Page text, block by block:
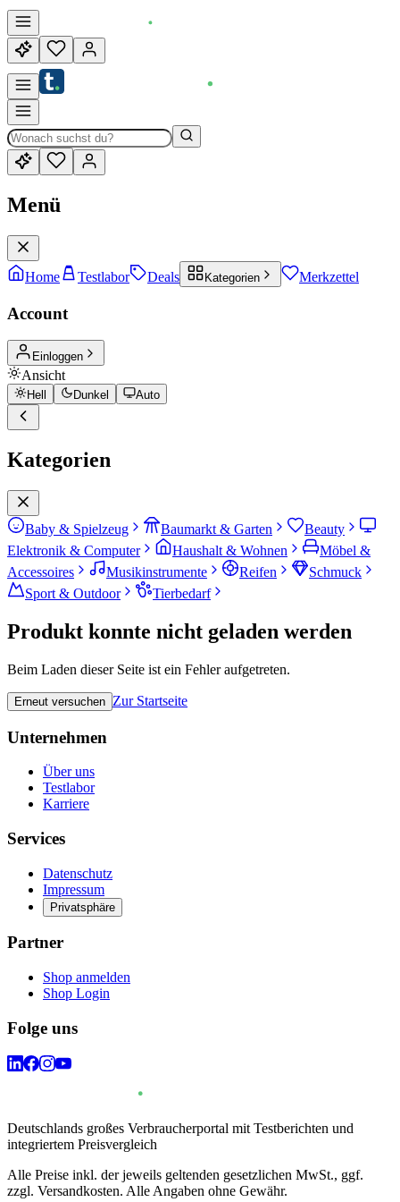
Menü
Home Testlabor Deals Kategorien Merkzettel
Account
Einloggen
Ansicht
Hell Dunkel Auto
Kategorien
Baby & Spielzeug Baumarkt & Garten
Beauty
Elektronik & Computer
Haushalt & Wohnen
Möbel &
Accessoires
Musikinstrumente Reifen
Schmuck
Sport & Outdoor
Tierbedarf
Produkt konnte nicht geladen werden
Beim Laden dieser Seite ist ein Fehler aufgetreten.
Erneut versuchen Zur Startseite
Unternehmen
Über uns
Testlabor
Karriere
Services
Datenschutz
Impressum
Privatsphäre
Partner
Shop anmelden
Shop Login
Folge uns
Deutschlands großes Verbraucherportal mit Testberichten und
integriertem Preisvergleich
Alle Preise inkl. der jeweils geltenden gesetzlichen MwSt., ggf.
zzgl. Versandkosten. Alle Angaben ohne Gewähr.